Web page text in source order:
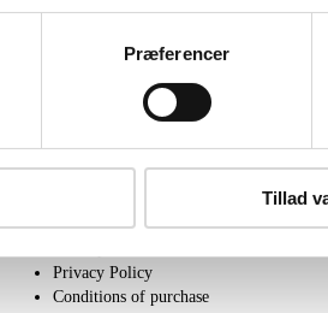
Præferencer
Tillad
Shipping
Privacy Policy
Conditions of purchase